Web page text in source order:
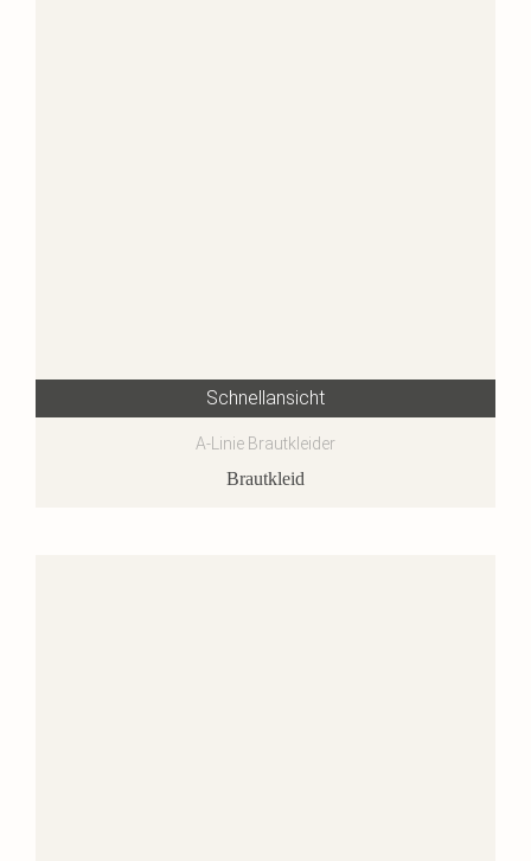
Schnellansicht
A-Linie Brautkleider
Brautkleid